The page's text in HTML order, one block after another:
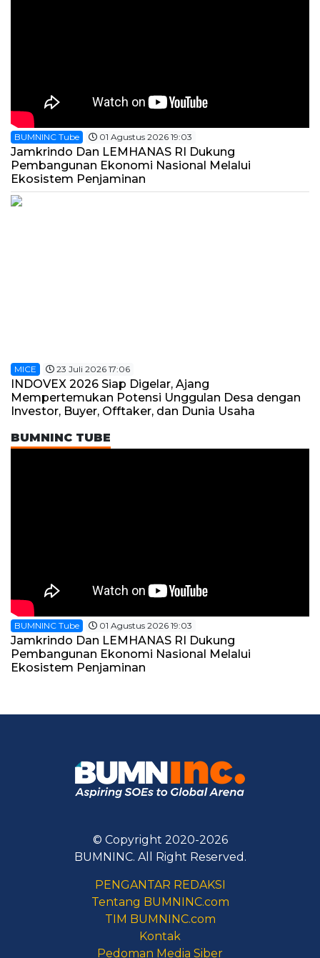
BUMNINC Tube 01 Agustus 2026 19:03
Jamkrindo Dan LEMHANAS RI Dukung
Pembangunan Ekonomi Nasional Melalui
Ekosistem Penjaminan
MICE 23 Juli 2026 17:06
INDOVEX 2026 Siap Digelar, Ajang
Mempertemukan Potensi Unggulan Desa dengan
Investor, Buyer, Offtaker, dan Dunia Usaha
BUMNINC TUBE
BUMNINC Tube 01 Agustus 2026 19:03
Jamkrindo Dan LEMHANAS RI Dukung
Pembangunan Ekonomi Nasional Melalui
Ekosistem Penjaminan
© Copyright 2020-2026
BUMNINC. All Right Reserved.
PENGANTAR REDAKSI
Tentang BUMNINC.com
TIM BUMNINC.com
Kontak
Pedoman Media Siber